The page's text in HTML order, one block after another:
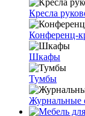
Кресла
Конференц-
Шкафы
Тумбы
Журнальные